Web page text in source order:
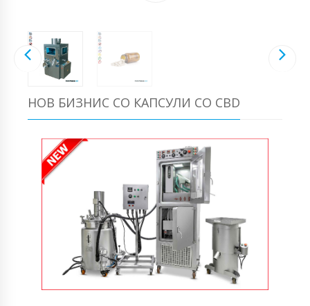
НОВ БИЗНИС СО КАПСУЛИ СО CBD